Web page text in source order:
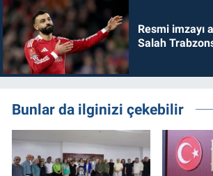
Resmi imzayı
Salah
Bunlar da ilginizi çekebilir